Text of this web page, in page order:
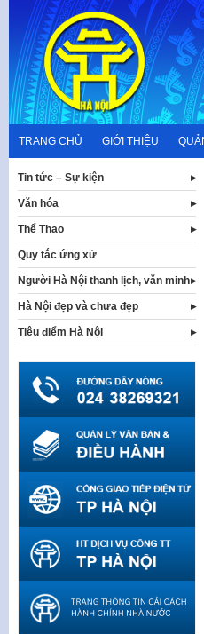
content
TRANG CHỦ GIỚI THIỆU
Tin tức – Sự kiện
Văn hóa
Thể Thao
Quy tắc ứng xử
Người Hà Nội thanh lịch, văn minh
Hà Nội đẹp và chưa đẹp
Tiêu điểm Hà Nội